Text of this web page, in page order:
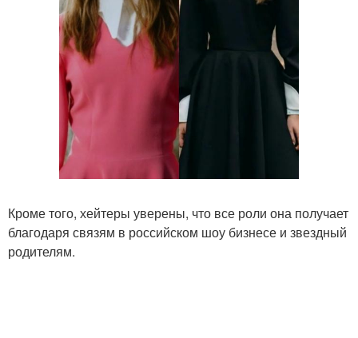
Кроме того, хейтеры уверены, что все роли она получает
благодаря связям в российском шоу бизнесе и звездный
родителям.